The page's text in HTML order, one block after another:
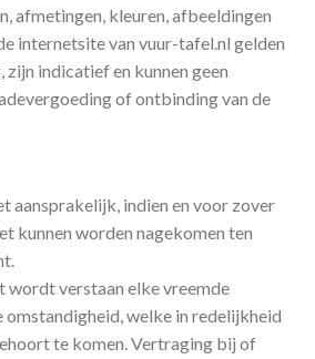
afmetingen, kleuren, afbeeldingen
internetsite van vuur-tafel.nl gelden
indicatief en kunnen geen
of ontbinding van de
aansprakelijk, indien en voor zover
kunnen worden nagekomen ten
wordt verstaan elke vreemde
omstandigheid, welke in redelijkheid
te komen. Vertraging bij of